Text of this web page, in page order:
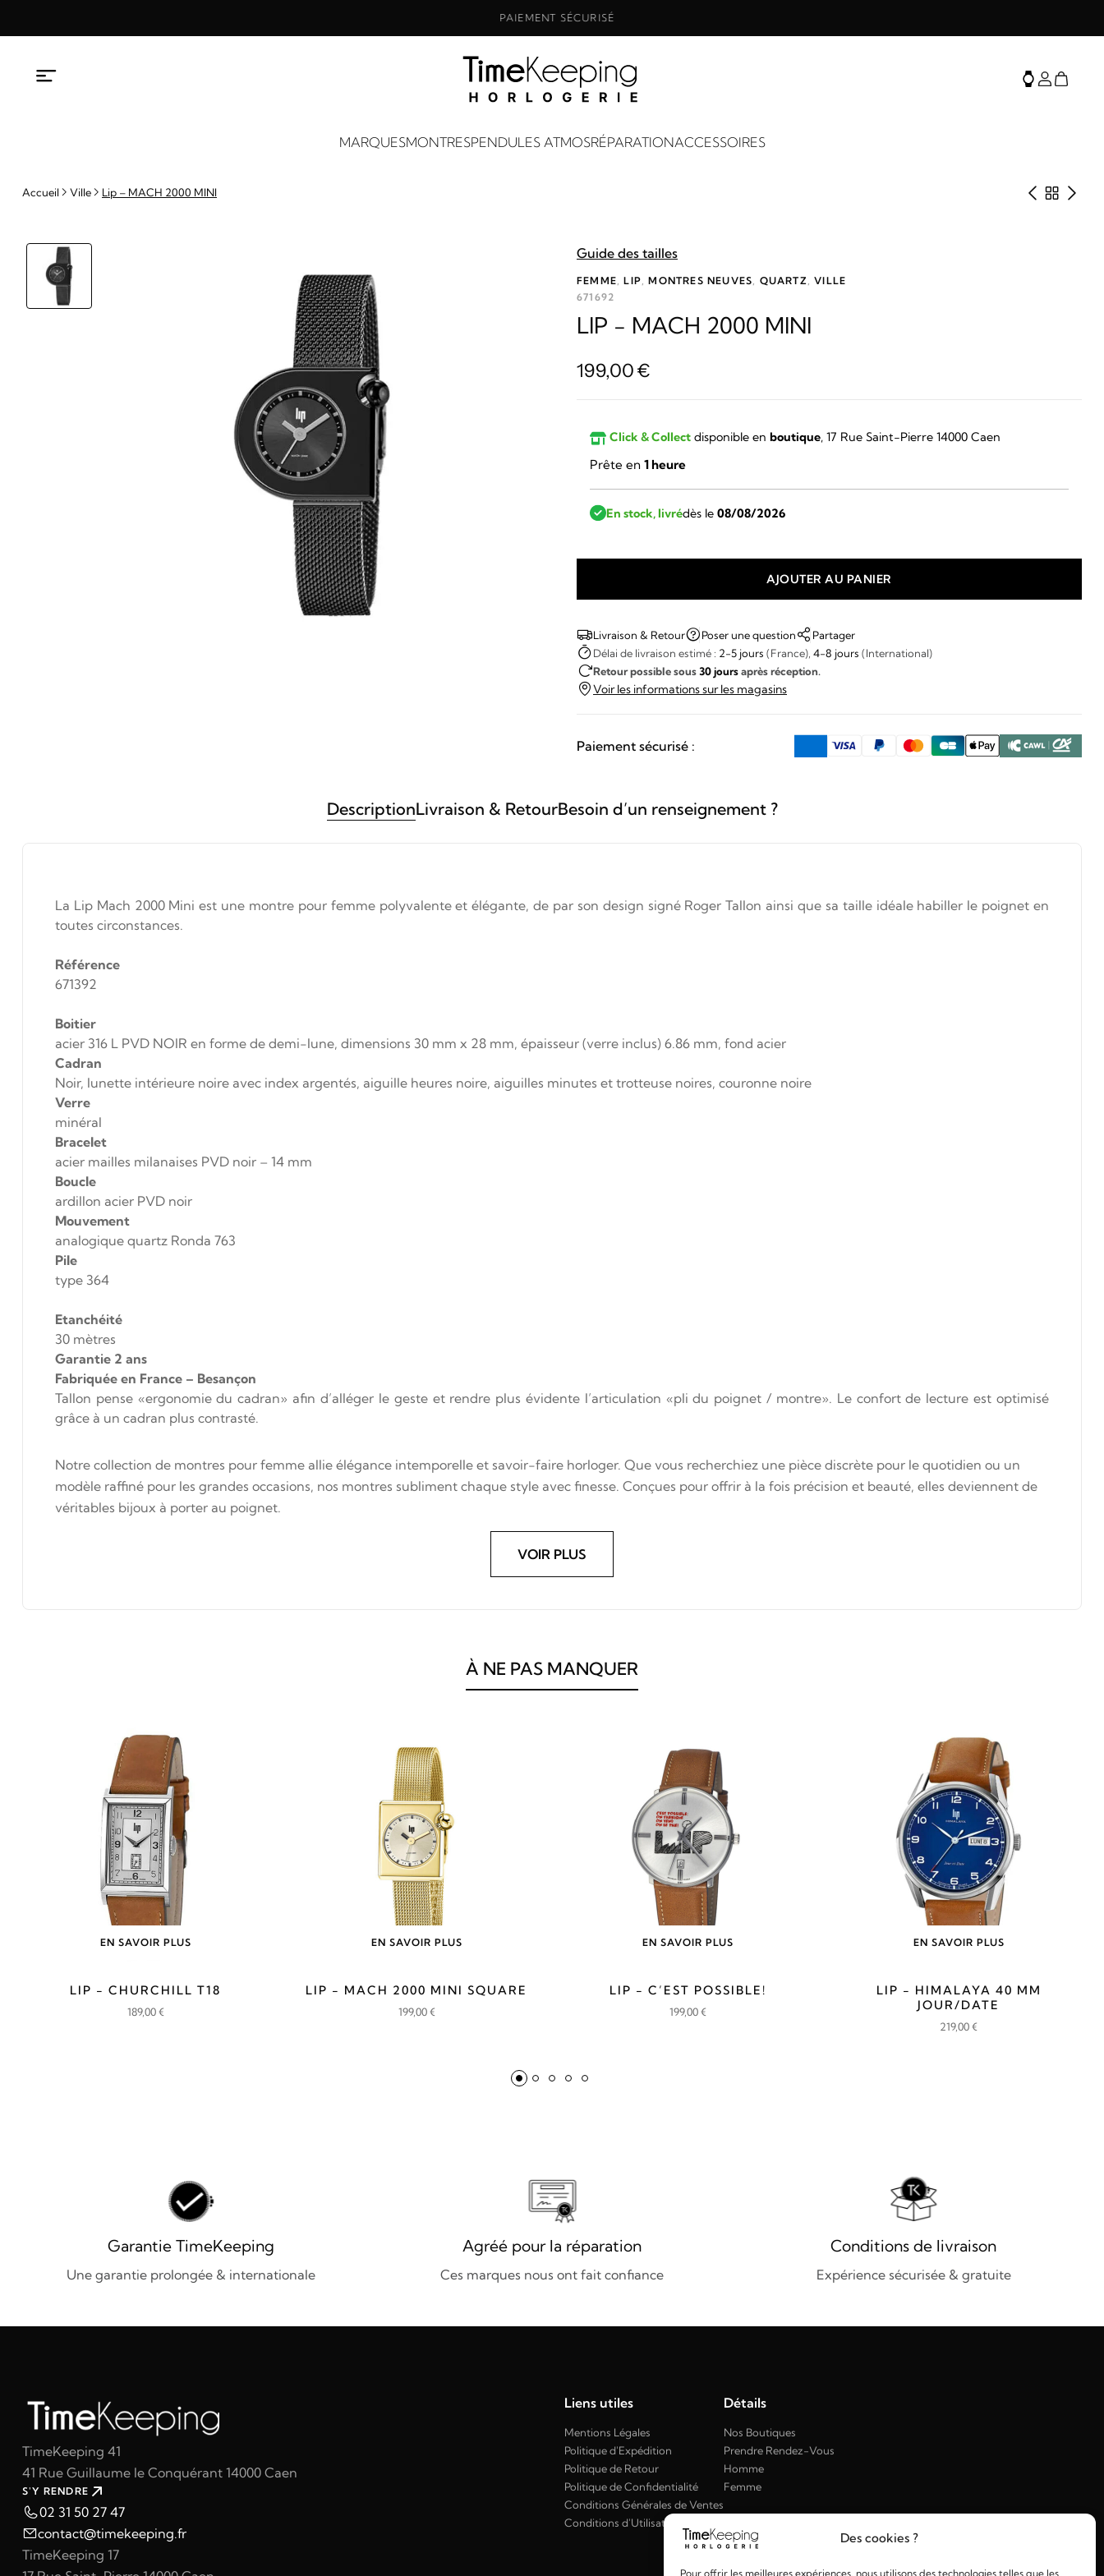
Des cookies ?
Pour offrir les meilleures expériences, nous utilisons des technologies telles que les
PAIEMENT SÉCURISÉ
MARQUESMONTRESPENDULES ATMOSRÉPARATIONACCESSOIRES
Accueil Ville Lip – MACH 2000 MINI Produit
Guide des tailles
FEMME ,LIP ,MONTRES NEUVES QUARTZ ,VILLE
671692
LIP - MACH 2000 MINI
199,00€
Click & Collect disponible en boutique, 17 Rue Saint-Pierre 14000 Caen
Prête en 1 heure
En stock, livrédès le 08/08/2026
Lip
-
MACH
2000
AJOUTER AU PANIER
Livraison & Retour Poser une question
Partager
Délai de livraison estimé : 2-5 jours (France), 4-8 jours (International)
Retour possible sous30 joursaprès réception.
Voir les informations sur les magasins
Paiement sécurisé :
DescriptionLivraison & RetourBesoin d’un renseignement ?
La Lip Mach 2000 Mini est une montre pour femme polyvalente et élégante, de par son design signé Roger Tallon ainsi que sa taille idéale habiller le poignet en
toutes circonstances.
Référence
671392
Boitier
acier 316 L PVD NOIR en forme de demi-lune, dimensions 30 mm x 28 mm, épaisseur (verre inclus) 6.86 mm, fond acier
Cadran
Noir, lunette intérieure noire avec index argentés, aiguille heures noire, aiguilles minutes et trotteuse noires, couronne noire
Verre
minéral
Bracelet
acier mailles milanaises PVD noir – 14 mm
Boucle
ardillon acier PVD noir
Mouvement
analogique quartz Ronda 763
Pile
type 364
Etanchéité
30 mètres
Garantie 2 ans
Fabriquée en France – Besançon
Tallon pense «ergonomie du cadran» afin d’alléger le geste et rendre plus évidente l’articulation «pli du poignet / montre». Le confort de lecture est optimisé
grâce à un cadran plus contrasté.
Notre collection de montres pour femme allie élégance intemporelle et savoir-faire horloger. Que vous recherchiez une pièce discrète pour le quotidien ou un
modèle raffiné pour les grandes occasions, nos montres subliment chaque style avec finesse. Conçues pour offrir à la fois précision et beauté, elles deviennent de
véritables bijoux à porter au poignet.
VOIR PLUS
À NE PAS MANQUER
EN SAVOIR PLUS
LIP - CHURCHILL T18
189,00€
EN SAVOIR PLUS
LIP - MACH 2000 MINI SQUARE
199,00€
EN SAVOIR PLUS
LIP - C’EST POSSIBLE!
199,00€
EN SAVOIR PLUS
LIP - HIMALAYA 40 MM
JOUR/DATE
219,00€
Garantie TimeKeeping
Une garantie prolongée & internationale
Agréé pour la réparation
Ces marques nous ont fait confiance
Conditions de livraison
Expérience sécurisée & gratuite
TimeKeeping 41
41 Rue Guillaume le Conquérant 14000 Caen
S'Y RENDRE
02 31 50 27 47
contact@timekeeping.fr
TimeKeeping 17
Liens utiles
Mentions Légales
Politique d'Expédition
Politique de Retour
Politique de Confidentialité
Conditions Générales de Ventes
Conditions d'Utilisation
Détails
Nos Boutiques
Prendre Rendez-Vous
Homme
Femme